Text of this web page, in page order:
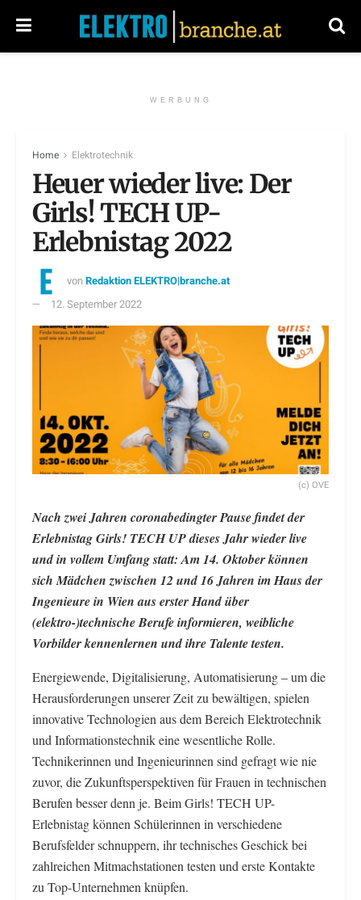
WERBUNG
Home Elektrotechnik
Heuer wieder live: Der
Girls! TECH UP-
Erlebnistag 2022
vonRedaktion ELEKTRO|branche.at
12. September 2022
(c) OVE
Nach zwei Jahren coronabedingter Pause findet der
Erlebnistag Girls! TECH UP dieses Jahr wieder live
und in vollem Umfang statt: Am 14. Oktober können
sich Mädchen zwischen 12 und 16 Jahren im Haus der
Ingenieure in Wien aus erster Hand über
(elektro-)technische Berufe informieren, weibliche
Vorbilder kennenlernen und ihre Talente testen.
Energiewende, Digitalisierung, Automatisierung – um die
Herausforderungen unserer Zeit zu bewältigen, spielen
innovative Technologien aus dem Bereich Elektrotechnik
und Informationstechnik eine wesentliche Rolle.
Technikerinnen und Ingenieurinnen sind gefragt wie nie
zuvor, die Zukunftsperspektiven für Frauen in technischen
Berufen besser denn je. Beim Girls! TECH UP-
Erlebnistag können Schülerinnen in verschiedene
Berufsfelder schnuppern, ihr technisches Geschick bei
zahlreichen Mitmachstationen testen und erste Kontakte
zu Top-Unternehmen knüpfen.